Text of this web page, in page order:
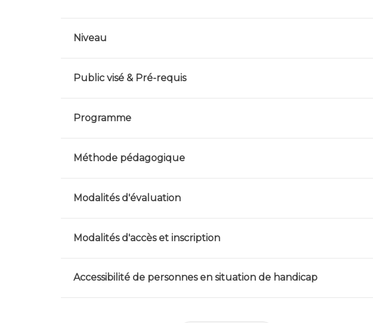
Niveau
Public visé & Pré-requis
Programme
Méthode pédagogique
Modalités d'évaluation
Modalités d'accès et inscription
Accessibilité de personnes en situation de handicap